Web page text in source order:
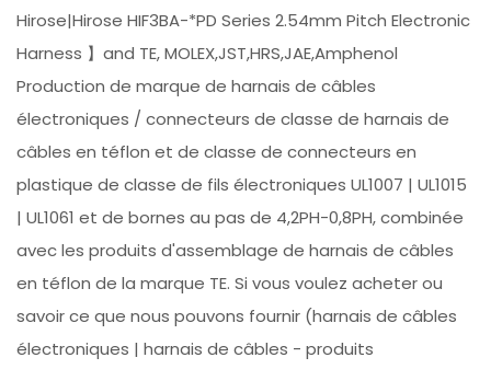
Hirose|Hirose HIF3BA-*PD Series 2.54mm Pitch Electronic
Harness 】and TE, MOLEX,JST,HRS,JAE,Amphenol
Production de marque de harnais de câbles
électroniques / connecteurs de classe de harnais de
câbles en téflon et de classe de connecteurs en
plastique de classe de fils électroniques UL1007 | UL1015
| UL1061 et de bornes au pas de 4,2PH-0,8PH, combinée
avec les produits d'assemblage de harnais de câbles
en téflon de la marque TE. Si vous voulez acheter ou
savoir ce que nous pouvons fournir (harnais de câbles
électroniques | harnais de câbles - produits